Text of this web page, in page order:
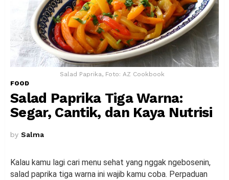
Salad Paprika, Foto: AZ Cookbook
FOOD
Salad Paprika Tiga Warna:
Segar, Cantik, dan Kaya Nutrisi
by Salma
Kalau kamu lagi cari menu sehat yang nggak ngebosenin,
salad paprika tiga warna ini wajib kamu coba. Perpaduan